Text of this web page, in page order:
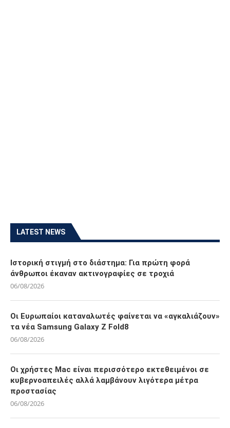
LATEST NEWS
Ιστορική στιγμή στο διάστημα: Για πρώτη φορά
άνθρωποι έκαναν ακτινογραφίες σε τροχιά
06/08/2026
Οι Ευρωπαίοι καταναλωτές φαίνεται να «αγκαλιάζουν»
τα νέα Samsung Galaxy Z Fold8
06/08/2026
Οι χρήστες Mac είναι περισσότερο εκτεθειμένοι σε
κυβερνοαπειλές αλλά λαμβάνουν λιγότερα μέτρα
προστασίας
06/08/2026